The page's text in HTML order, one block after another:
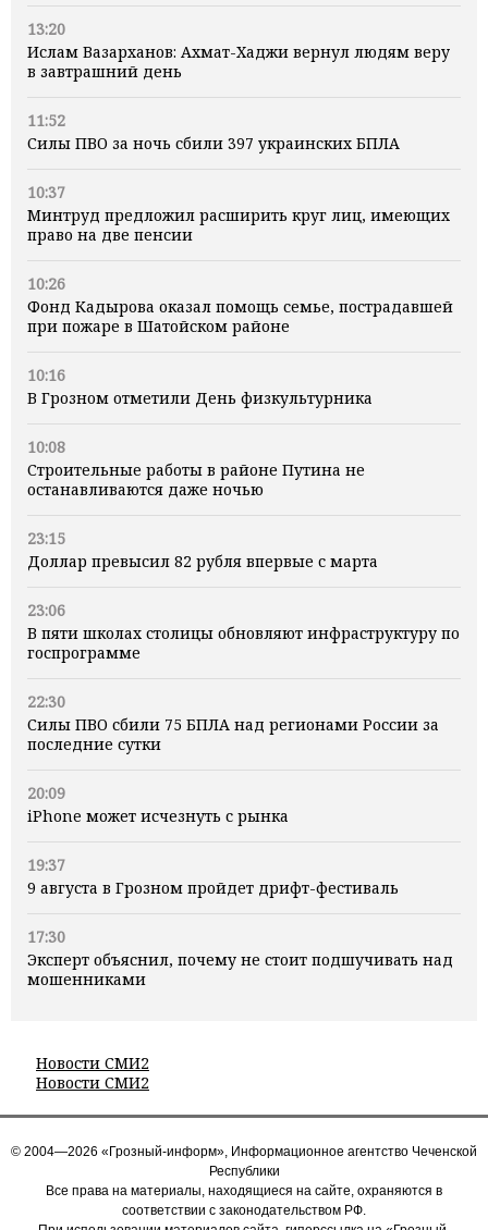
13:20
Ислам Вазарханов: Ахмат-Хаджи вернул людям веру
в завтрашний день
11:52
Силы ПВО за ночь сбили 397 украинских БПЛА
10:37
Минтруд предложил расширить круг лиц, имеющих
право на две пенсии
10:26
Фонд Кадырова оказал помощь семье, пострадавшей
при пожаре в Шатойском районе
10:16
В Грозном отметили День физкультурника
10:08
Строительные работы в районе Путина не
останавливаются даже ночью
23:15
Доллар превысил 82 рубля впервые с марта
23:06
В пяти школах столицы обновляют инфраструктуру по
госпрограмме
22:30
Силы ПВО сбили 75 БПЛА над регионами России за
последние сутки
20:09
iPhone может исчезнуть с рынка
19:37
9 августа в Грозном пройдет дрифт-фестиваль
17:30
Эксперт объяснил, почему не стоит подшучивать над
мошенниками
Новости СМИ2
Новости СМИ2
© 2004—2026 «Грозный-информ», Информационное агентство Чеченской
Республики
Все права на материалы, находящиеся на сайте, охраняются в
соответствии с законодательством РФ.